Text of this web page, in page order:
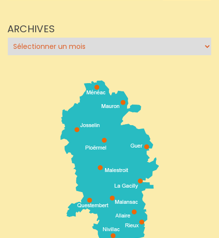
ARCHIVES
Archives